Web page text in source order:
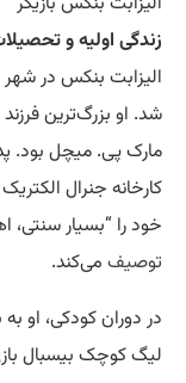
زندگی اولیه و
الیزابت بنکس در
شد. او بزرگ‌ترین
مارک پی. میچل بود.
کارخانه جنرال
خود را “بسیار سنتی،
توصیف می‌کند.
در دوران کودکی، او
لیگ کوچک بیسبال